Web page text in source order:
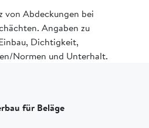
von Abdeckungen bei
Angaben zu
Dichtigkeit,
Normen und Unterhalt.
für Beläge